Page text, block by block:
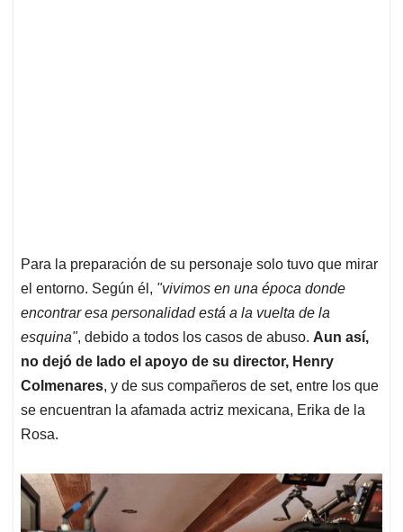
Para la preparación de su personaje solo tuvo que mirar
el entorno. Según él, "vivimos en una época donde
encontrar esa personalidad está a la vuelta de la
esquina", debido a todos los casos de abuso. Aun así,
no dejó de lado el apoyo de su director, Henry
Colmenares, y de sus compañeros de set, entre los que
se encuentran la afamada actriz mexicana, Erika de la
Rosa.